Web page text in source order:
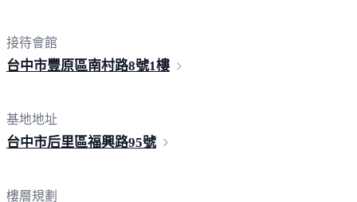
接待會館
台中市豐原區南村路8號1樓
基地地址
台中市后里區福興路95號
樓層規劃